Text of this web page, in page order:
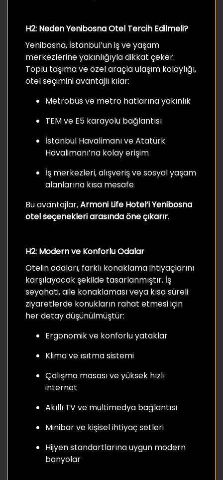
H2: Neden Yenibosna Otel Tercih Edilmeli?
Yenibosna, İstanbul’un iş ve yaşam
merkezlerine yakınlığıyla dikkat çeker.
Toplu taşıma ve özel araçla ulaşım kolaylığı,
otel seçimini avantajlı kılar:
Metrobüs ve metro hatlarına yakınlık
TEM ve E5 karayolu bağlantısı
İstanbul Havalimanı ve Atatürk
Havalimanı’na kolay erişim
İş merkezleri, alışveriş ve sosyal yaşam
alanlarına kısa mesafe
Bu avantajlar,Armoni Life Hotel’i Yenibosna
otel seçenekleri arasında öne çıkarır.
H2: Modern ve Konforlu Odalar
Otelin odaları, farklı konaklama ihtiyaçlarını
karşılayacak şekilde tasarlanmıştır. İş
seyahati, aile konaklaması veya kısa süreli
ziyaretlerde konukların rahat etmesi için
her detay düşünülmüştür:
Ergonomik ve konforlu yataklar
Klima ve ısıtma sistemi
Çalışma masası ve yüksek hızlı
internet
Akıllı TV ve multimedya bağlantısı
Minibar ve kişisel ihtiyaç setleri
Hijyen standartlarına uygun modern
banyolar